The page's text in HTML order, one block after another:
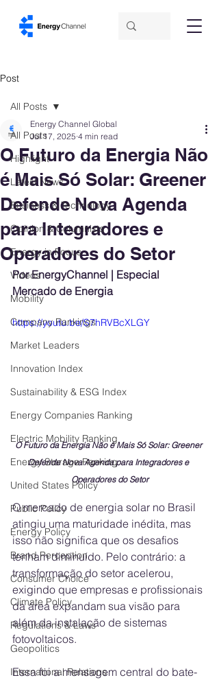
Post
All Posts
Highlight
Latest News
Business & Technology
Opinion & Columnists
Energy in Focus
Videos
Mobility
Company Rankings
Market Leaders
Innovation Index
Sustainability & ESG Index
Energy Companies Ranking
Electric Mobility Ranking
Energy Storage Ranking
United States Policy
Public Policy
Energy Policy
Brand Perception
Consumer Choice
Climate Policy
Regulations & Laws
Geopolitics
International Relations
All Posts
O Futuro da Energia Não
é Mais Só Solar: Greener
Defende Nova Agenda
para Integradores e
Operadores do Setor
Energy Channel Global
Jul 17, 2025 4 min read
Por EnergyChannel | Especial
Mercado de Energia
https://youtu.be/S7hRVBcXLGY
O Futuro da Energia Não é Mais Só Solar: Greener
Defende Nova Agenda para Integradores e
Operadores do Setor
O mercado de energia solar no Brasil
atingiu uma maturidade inédita, mas
isso não significa que os desafios
tenham diminuído. Pelo contrário: a
transformação do setor acelerou,
exigindo que empresas e profissionais
da área expandam sua visão para
além da instalação de sistemas
fotovoltaicos.
Essa foi a mensagem central do bate-